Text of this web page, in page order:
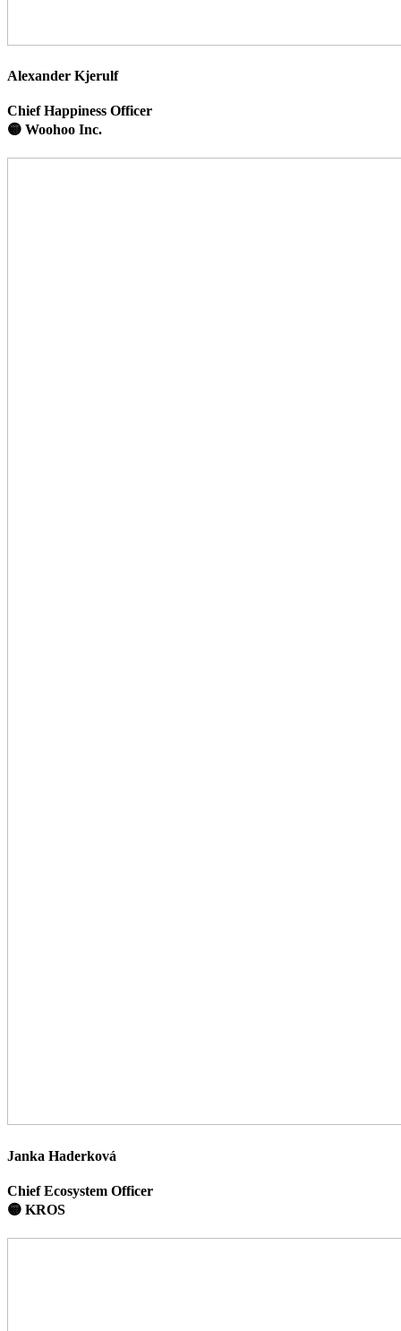
Alexander Kjerulf
Chief Happiness Officer
🟡 Woohoo Inc.
Janka Haderková
Chief Ecosystem Officer
🟡 KROS